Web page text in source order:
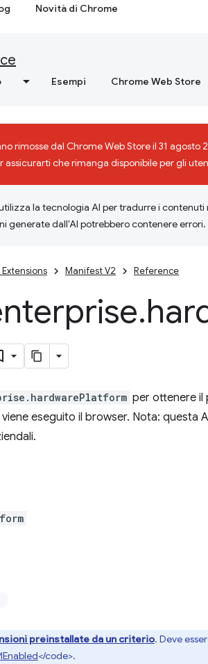
Novità di Chrome
Esempi Chrome Web Store
rimosse dal Chrome Web Store il 31 agosto
assicurarti che rimanga disponibile per gli
la tecnologia AI per tradurre i contenuti
generate dall'AI potrebbero contenere errori.
Manifest V2 Reference
.
per ottenere il
eseguito il browser. Nota: questa
preinstallate da un criterio. Deve
</code>.